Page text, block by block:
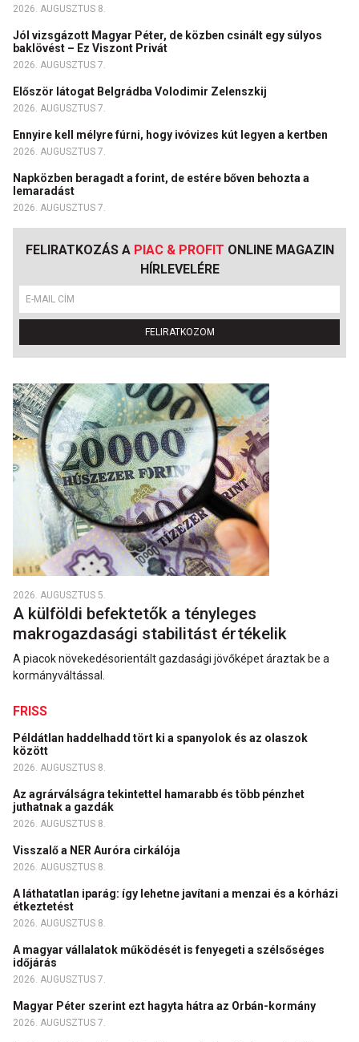
2026. AUGUSZTUS 8.
Jól vizsgázott Magyar Péter, de közben csinált egy súlyos
baklövést – Ez Viszont Privát
2026. AUGUSZTUS 7.
Először látogat Belgrádba Volodimir Zelenszkij
2026. AUGUSZTUS 7.
Ennyire kell mélyre fúrni, hogy ivóvizes kút legyen a kertben
2026. AUGUSZTUS 7.
Napközben beragadt a forint, de estére bőven behozta a
lemaradást
2026. AUGUSZTUS 7.
FELIRATKOZÁS A PIAC & PROFIT ONLINE MAGAZIN
HÍRLEVELÉRE
FELIRATKOZOM
2026. AUGUSZTUS 5.
A külföldi befektetők a tényleges
makrogazdasági stabilitást értékelik
A piacok növekedésorientált gazdasági jövőképet áraztak be a
kormányváltással.
FRISS
Példátlan haddelhadd tört ki a spanyolok és az olaszok
között
2026. AUGUSZTUS 8.
Az agrárválságra tekintettel hamarabb és több pénzhet
juthatnak a gazdák
2026. AUGUSZTUS 8.
Visszalő a NER Auróra cirkálója
2026. AUGUSZTUS 8.
A láthatatlan iparág: így lehetne javítani a menzai és a kórházi
étkeztetést
2026. AUGUSZTUS 8.
A magyar vállalatok működését is fenyegeti a szélsőséges
időjárás
2026. AUGUSZTUS 7.
Magyar Péter szerint ezt hagyta hátra az Orbán-kormány
2026. AUGUSZTUS 7.